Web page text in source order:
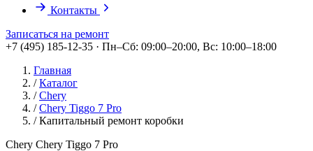
Контакты
Записаться на ремонт
+7 (495) 185-12-35 · Пн–Сб: 09:00–20:00, Вс: 10:00–18:00
Главная
/ Каталог
/ Chery
/ Chery Tiggo 7 Pro
/ Капитальный ремонт коробки
Chery Chery Tiggo 7 Pro